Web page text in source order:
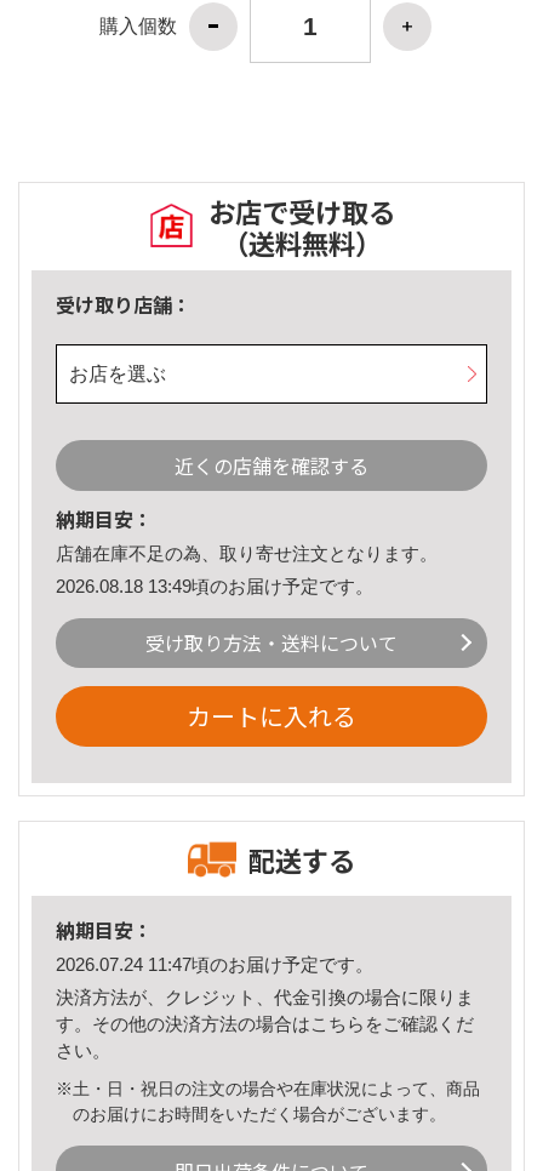
購入個数
お店で受け取る
（送料無料）
受け取り店舗：
お店を選ぶ
近くの店舗を確認する
納期目安：
店舗在庫不足の為、取り寄せ注文となります。
2026.08.18 13:49頃のお届け予定です。
受け取り方法・送料について
カートに入れる
配送する
納期目安：
2026.07.24 11:47頃のお届け予定です。
決済方法が、クレジット、代金引換の場合に限りま
す。その他の決済方法の場合はこちら をご確認くだ
さい。
※土・日・祝日の注文の場合や在庫状況によって、商品
のお届けにお時間をいただく場合がございます。